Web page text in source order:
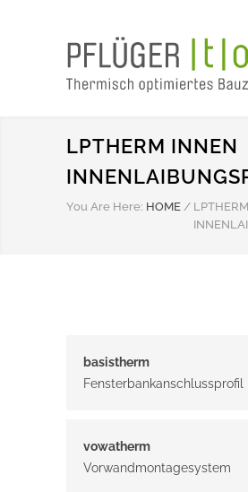
LPTHERM INNEN
You Are Here: HOME /
basistherm
Fensterbankanschlussprofil
vowatherm
Vorwandmontagesystem